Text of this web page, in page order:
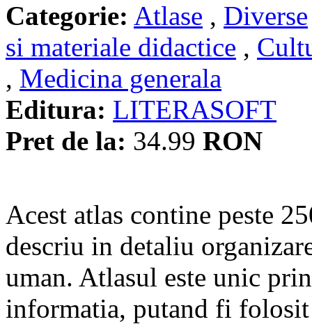
Categorie: Atlase , Diverse
si materiale didactice ,
, Medicina generala
Editura: LITERASOFT
Pret de la: 34.99 RON
Acest atlas contine peste
descriu in detaliu
uman. Atlasul este unic
informatia, putand fi